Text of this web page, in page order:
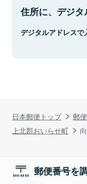
日本郵便トップ 郵
上北郡おいらせ町
住所に、デジタ
デジタルアドレスで
郵便番号を